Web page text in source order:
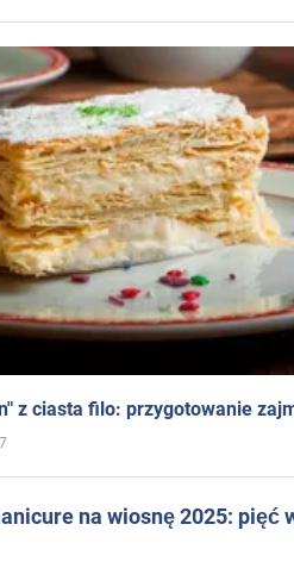
z ciasta filo: przygotowanie
7
na wiosnę 2025: pięć